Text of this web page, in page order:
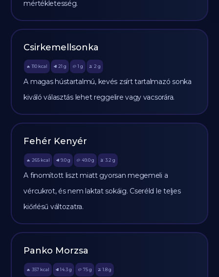
mértékletesség.
Csirkemellsonka
🔥 110 kcal 🥩 21 g 🥔 1 g 🫒 2 g
A magas hústartalmú, kevés zsírt tartalmazó sonka
kiváló választás lehet reggelire vagy vacsorára.
Fehér Kenyér
🔥 265 kcal 🥩 9.0 g 🥔 49.0g 🫒 3.2 g
A finomított liszt miatt gyorsan megemeli a
vércukrot, és nem laktat sokáig. Cseréld le teljes
kiőrlésű változatra.
Panko Morzsa
🔥 357 kcal 🥩 14.3 g 🥔 75g 🫒 1.8 g